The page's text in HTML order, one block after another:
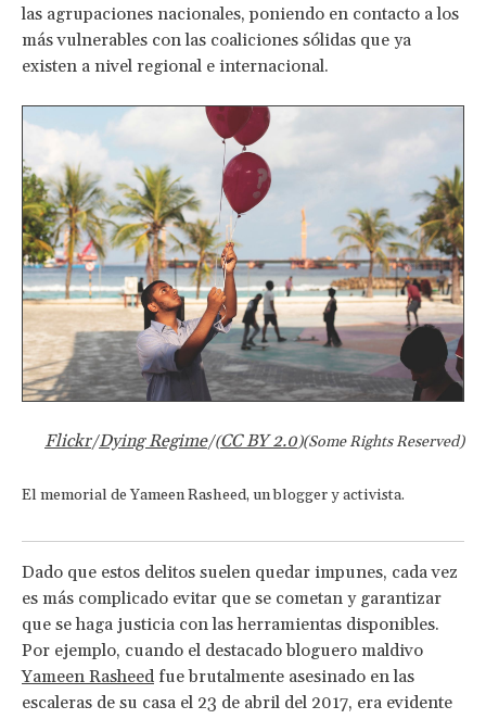
las agrupaciones nacionales, poniendo en contacto a los
más vulnerables con las coaliciones sólidas que ya
existen a nivel regional e internacional.
Flickr/Dying Regime/(CC BY 2.0)(Some Rights Reserved)
El memorial de Yameen Rasheed, un blogger y activista.
Dado que estos delitos suelen quedar impunes, cada vez
es más complicado evitar que se cometan y garantizar
que se haga justicia con las herramientas disponibles.
Por ejemplo, cuando el destacado bloguero maldivo
Yameen Rasheed fue brutalmente asesinado en las
escaleras de su casa el 23 de abril del 2017, era evidente